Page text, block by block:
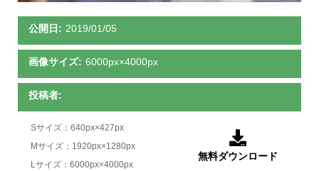
公開日: 2019/01/05
画像サイズ: 6000px×4000px
投稿者:
Sサイズ：640px×427px
Mサイズ：1920px×1280px
Lサイズ：6000px×4000px

無料ダウンロード